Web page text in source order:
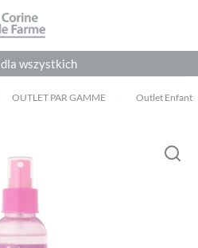
CORINE DE FARME
wszystkich
OUTLET PAR GAMME Outlet Enfant